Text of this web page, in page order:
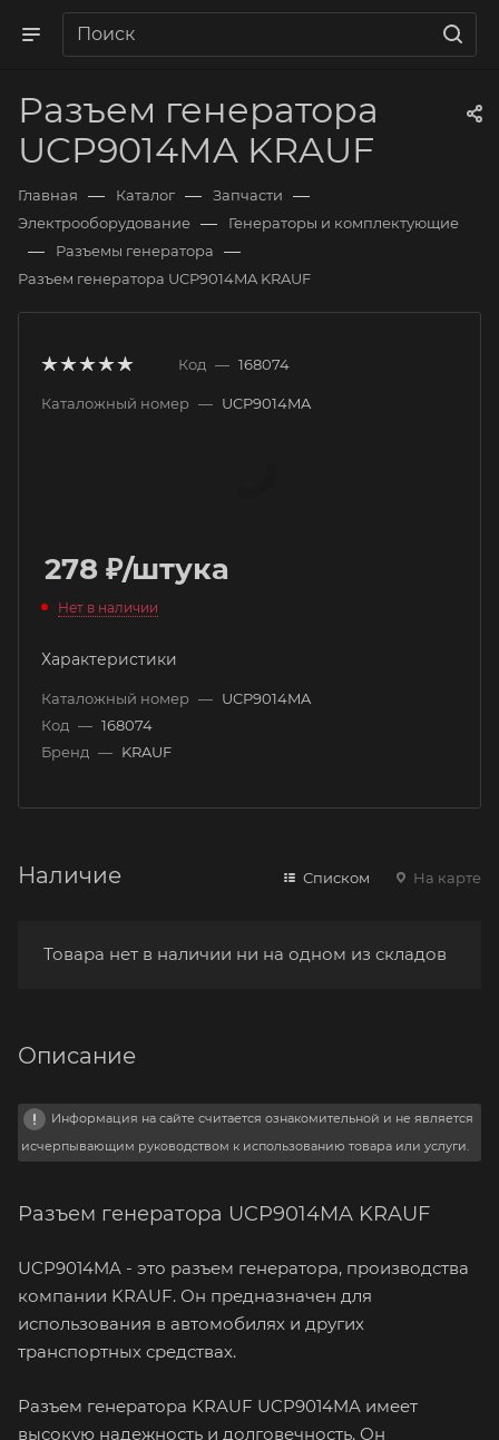
Разъем генератора
UCP9014MA KRAUF
Главная — Каталог — Запчасти —
Электрооборудование — Генераторы и комплектующие
— Разъемы генератора —
Разъем генератора UCP9014MA KRAUF
Код — 168074
Каталожный номер — UCP9014MA
278 ₽/штука
Нет в наличии
Характеристики
Каталожный номер — UCP9014MA
Код — 168074
Бренд — KRAUF
Наличие Списком На карте
Товара нет в наличии ни на одном из складов
Описание
Информация на сайте считается ознакомительной и не является
исчерпывающим руководством к использованию товара или услуги.
Разъем генератора UCP9014MA KRAUF
UCP9014MA - это разъем генератора, производства
компании KRAUF. Он предназначен для
использования в автомобилях и других
транспортных средствах.
Разъем генератора KRAUF UCP9014MA имеет
высокую надежность и долговечность. Он